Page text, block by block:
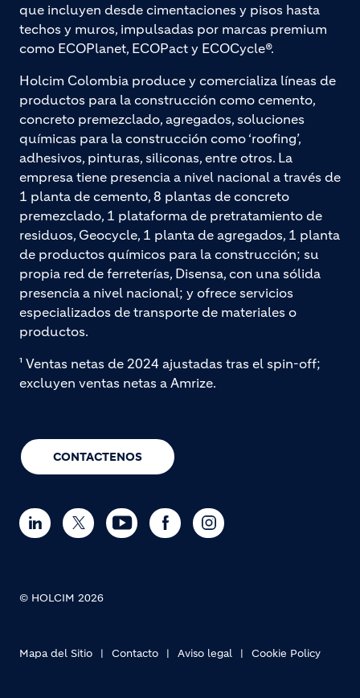
CONTACTENOS
que incluyen desde cimentaciones y pisos hasta
techos y muros, impulsadas por marcas premium
como ECOPlanet, ECOPact y ECOCycle®.
Holcim Colombia produce y comercializa líneas de
productos para la construcción como cemento,
concreto premezclado, agregados, soluciones
químicas para la construcción como ‘roofing’,
adhesivos, pinturas, siliconas, entre otros. La
empresa tiene presencia a nivel nacional a través de
1 planta de cemento, 8 plantas de concreto
premezclado, 1 plataforma de pretratamiento de
residuos, Geocycle, 1 planta de agregados, 1 planta
de productos químicos para la construcción; su
propia red de ferreterías, Disensa, con una sólida
presencia a nivel nacional; y ofrece servicios
especializados de transporte de materiales o
productos.
¹ Ventas netas de 2024 ajustadas tras el spin-off;
excluyen ventas netas a Amrize.
© HOLCIM 2026
Mapa del Sitio Contacto Aviso legal Cookie Policy